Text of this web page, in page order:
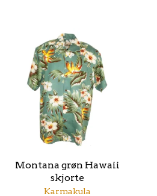
Montana grøn Hawaii
skjorte
Karmakula